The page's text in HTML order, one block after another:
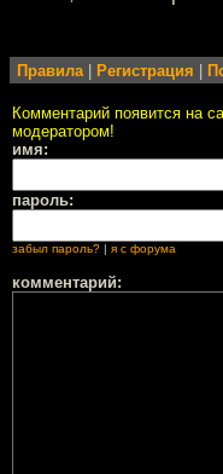
Правила| Регистрация
Комментарий появится на
модератором!
имя:
пароль:
забыл пароль? я с форума
комментарий: